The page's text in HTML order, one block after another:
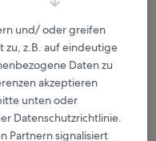
und/ oder greifen
zu, z.B. auf eindeutige
Daten zu
akzeptieren
unten oder
Datenschutzrichtlinie.
Partnern signalisiert